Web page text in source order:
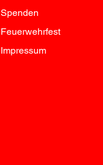
Spenden
Feuerwehrfest
Impressum